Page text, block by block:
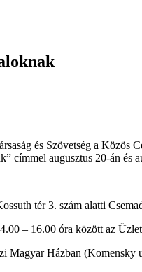
és Szövetség a Közös
címmel augusztus 20-án és
tér 3. szám alatti
– 16.00 óra között az
Magyar Házban (Komensky